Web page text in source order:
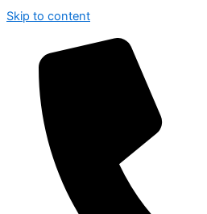
Skip to content